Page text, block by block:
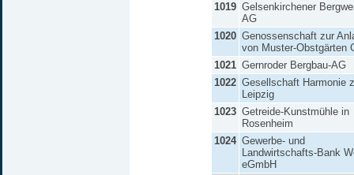
1019 Gelsenkirchener
AG
1020 Genossenschaft zur
von Muster-Obstgärten
1021 Gernroder Bergbau-AG
1022 Gesellschaft Harmonie
Leipzig
1023 Getreide-Kunstmühle in
Rosenheim
1024 Gewerbe- und
Landwirtschafts-Bank
eGmbH